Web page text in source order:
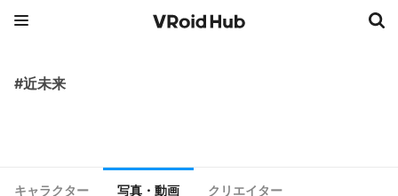
#近未来
キャラクター 写真・動画 クリエイター